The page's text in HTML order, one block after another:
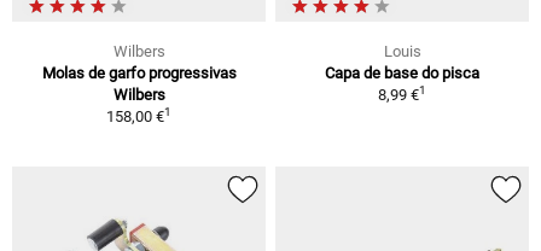
Wilbers
Molas de garfo progressivas
Wilbers
158,00 €1
Louis
Capa de base do pisca
8,99 €1